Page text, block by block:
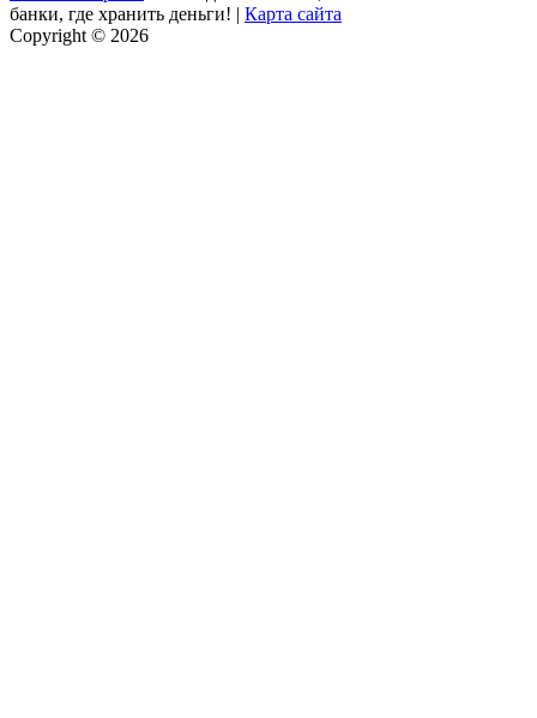
банки, где хранить деньги! | Карта сайта
Copyright © 2026